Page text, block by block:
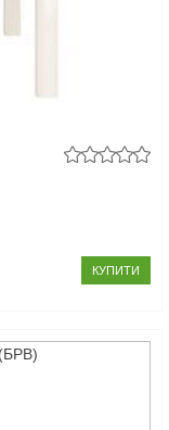
КУПИТИ